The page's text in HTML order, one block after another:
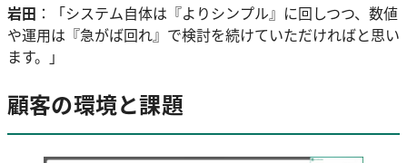
岩田 ：「システム自体は『よりシンプル』に回しつつ、数値
や運用は『急がば回れ』で検討を続けていただければと思い
ます。」
顧客の環境と課題